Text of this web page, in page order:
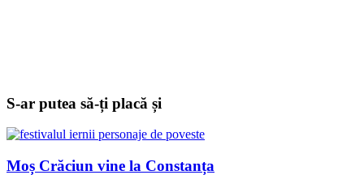
S-ar putea să-ți placă și
Moș Crăciun vine la Constanța